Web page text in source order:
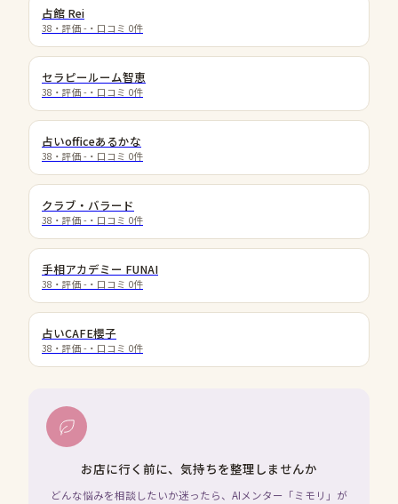
占館 Rei
38 ・評価 - ・口コミ 0件
セラピールーム智恵
38 ・評価 - ・口コミ 0件
占いofficeあるかな
38 ・評価 - ・口コミ 0件
クラブ・バラード
38 ・評価 - ・口コミ 0件
手相アカデミー FUNAI
38 ・評価 - ・口コミ 0件
占いCAFE櫻子
38 ・評価 - ・口コミ 0件
お店に行く前に、気持ちを整理しませんか
どんな悩みを相談したいか迷ったら、AIメンター「ミモリ」が